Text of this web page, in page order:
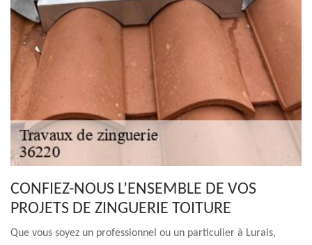
CONFIEZ-NOUS L’ENSEMBLE DE VOS
PROJETS DE ZINGUERIE TOITURE
Que vous soyez un professionnel ou un particulier à Lurais,